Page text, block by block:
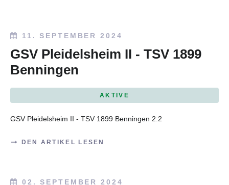
11. SEPTEMBER 2024
GSV Pleidelsheim II - TSV 1899
Benningen
AKTIVE
GSV Pleidelsheim II - TSV 1899 Benningen 2:2
DEN ARTIKEL LESEN
02. SEPTEMBER 2024